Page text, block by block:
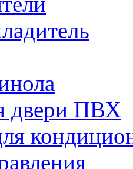
двери ПВХ